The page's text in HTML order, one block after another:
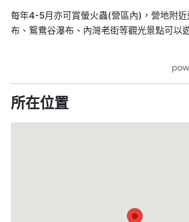
每年4-5月亦可賞螢火蟲(營區內)，營地附
布、鴛鴦谷瀑布、內灣老街等觀光景點可以
所在位置